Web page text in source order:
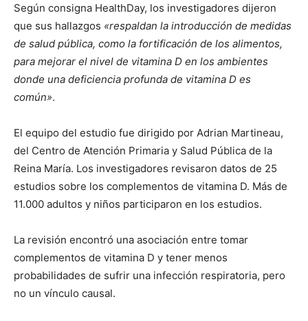
Según consigna HealthDay, los investigadores dijeron
que sus hallazgos «respaldan la introducción de medidas
de salud pública, como la fortificación de los alimentos,
para mejorar el nivel de vitamina D en los ambientes
donde una deficiencia profunda de vitamina D es
común».
El equipo del estudio fue dirigido por Adrian Martineau,
del Centro de Atención Primaria y Salud Pública de la
Reina María. Los investigadores revisaron datos de 25
estudios sobre los complementos de vitamina D. Más de
11.000 adultos y niños participaron en los estudios.
La revisión encontró una asociación entre tomar
complementos de vitamina D y tener menos
probabilidades de sufrir una infección respiratoria, pero
no un vínculo causal.